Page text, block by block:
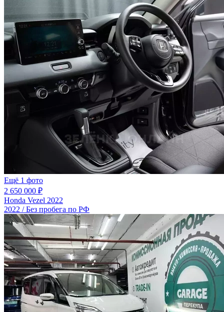
Ещё 1 фото
2 650 000 ₽
Honda Vezel 2022
2022 / Без пробега по РФ